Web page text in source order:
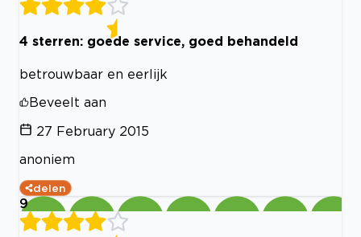
4 sterren: goede service, goed behandeld
betrouwbaar en eerlijk
Beveelt aan
27 February 2015
anoniem
delen
9